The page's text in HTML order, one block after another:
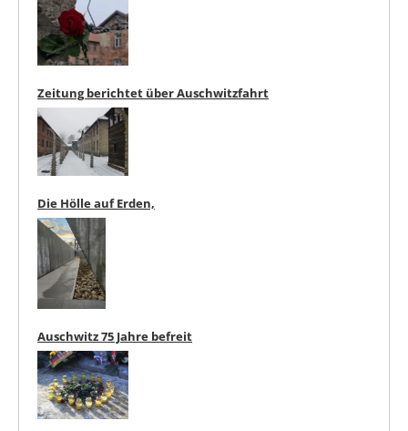
Zeitung berichtet über Auschwitzfahrt
Die Hölle auf Erden,
Auschwitz 75 Jahre befreit